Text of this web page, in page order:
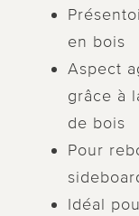
en bois
Aspect
grâce à
de bois
Pour
Idéal